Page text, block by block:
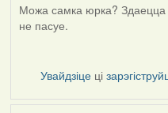
In
reply
Harrier
Можа самка юрка? Здаецца
не пасуе.
Увайдзіце ці